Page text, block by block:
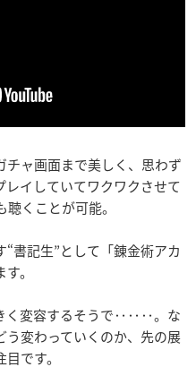
ャ画面まで美しく、思わず
イしていてワクワクさせて
くことが可能。
書記生”として「錬金術アカ
。
く変容するそうで‥‥‥。な
変わっていくのか、先の展
です。